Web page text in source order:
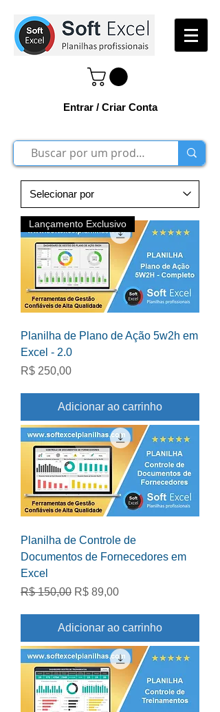
Entrar / Criar Conta
Lançamento Exclusivo
Planilha de Plano de Ação 5w2h em
Excel - 2.0
Preço
R$ 250,00
Adicionar ao carrinho
Planilha de Controle de
Documentos de Fornecedores em
Excel
Preço normal
R$ 150,00 Preço promocional
R$ 89,00
Adicionar ao carrinho